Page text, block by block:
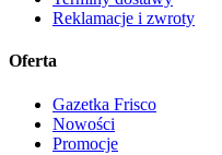
Reklamacje i zwroty
Oferta
Gazetka Frisco
Nowości
Promocje